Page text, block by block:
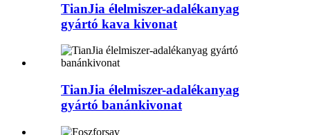
TianJia élelmiszer-adalékanyag
gyártó kava kivonat
TianJia élelmiszer-adalékanyag
gyártó banánkivonat